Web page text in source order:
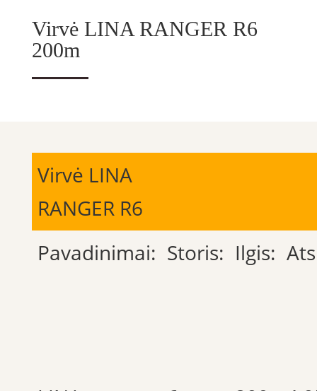
Virvė LINA RANGER R6
200m
Virvė LINA
RANGER R6
Pavadinimai: Storis: Ilgis: